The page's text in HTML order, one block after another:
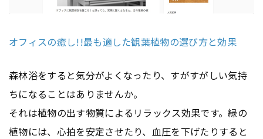
オフィスの癒し!!最も適した観葉植物の選び方と効果
森林浴をすると気分がよくなったり、すがすがしい気持
ちになることはありませんか。
それは植物の出す物質によるリラックス効果です。緑の
植物には、心拍を安定させたり、血圧を下げたりすると